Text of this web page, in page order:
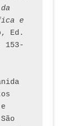
e
Ed.
153-